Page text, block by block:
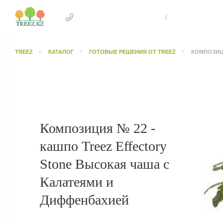
/
TREEZ КАТАЛОГ ГОТОВЫЕ РЕШЕНИЯ ОТ TREEZ
Композиция № 22 -
кашпо Treez Effectory
Stone Высокая чаша с
Калатеями и
Диффенбахией